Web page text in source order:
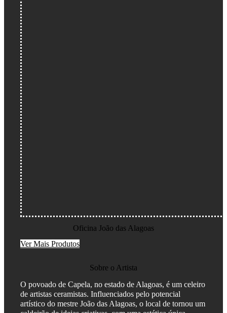
Oficina João das Alagoas
Ver Mais Produtos
Sobre o Artista
O povoado de Capela, no estado de Alagoas, é um celeiro
de artistas ceramistas. Influenciados pelo potencial
artístico do mestre João das Alagoas, o local de tornou um